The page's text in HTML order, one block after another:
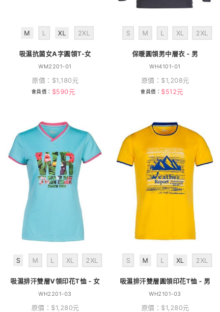
M L XL 2XL
吸濕抗菌女A字圓領T-女
WM2201-01
原價： $1,180元
會員價： $590元
S M L XL 2XL
保暖圓領男中層衣 - 男
WH4101-01
原價： $1,208元
會員價： $512元
S M L XL 2XL
吸濕排汗雙層V領印花T恤 - 女
WH2201-03
原價： $1,280元
S M L XL 2XL
吸濕排汗雙層圓領印花T恤 - 男
WH2101-03
原價： $1,280元